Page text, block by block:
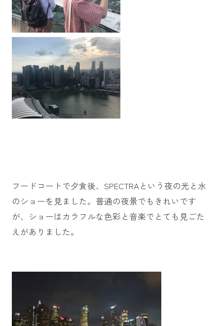
フードコートで夕食後、SPECTRAという夜の光と水
のショーを見ました。普通の夜景でもきれいです
が、ショーはカラフルな色彩と音楽でとても見ごた
えがありました。